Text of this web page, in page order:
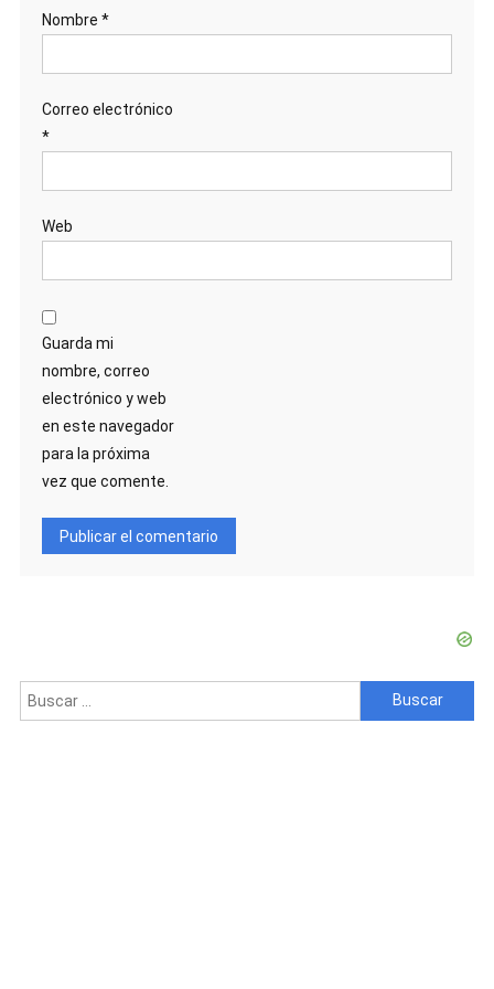
Nombre *
Correo electrónico
*
Web
Guarda mi
nombre, correo
electrónico y web
en este navegador
para la próxima
vez que comente.
Buscar: